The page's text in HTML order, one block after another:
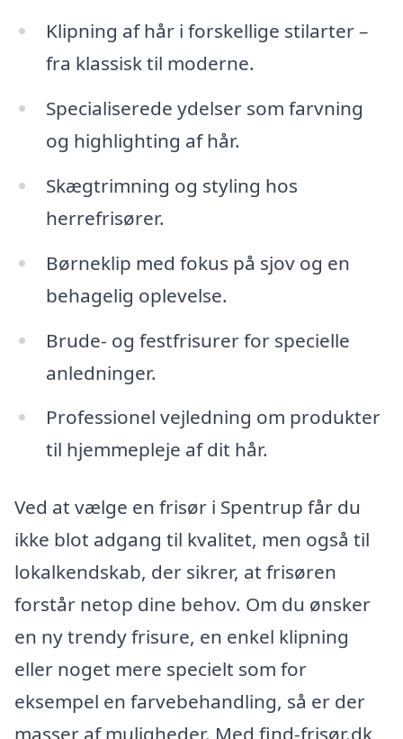
Klipning af hår i forskellige stilarter –
fra klassisk til moderne.
Specialiserede ydelser som farvning
og highlighting af hår.
Skægtrimning og styling hos
herrefrisører.
Børneklip med fokus på sjov og en
behagelig oplevelse.
Brude- og festfrisurer for specielle
anledninger.
Professionel vejledning om produkter
til hjemmepleje af dit hår.
Ved at vælge en frisør i Spentrup får du
ikke blot adgang til kvalitet, men også til
lokalkendskab, der sikrer, at frisøren
forstår netop dine behov. Om du ønsker
en ny trendy frisure, en enkel klipning
eller noget mere specielt som for
eksempel en farvebehandling, så er der
masser af muligheder. Med find-frisør.dk